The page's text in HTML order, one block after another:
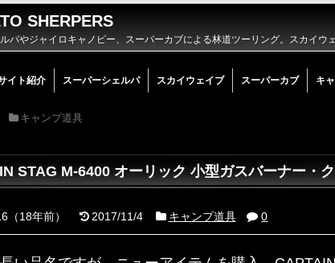
SHERPERS
パやジャイロキャノピー、スーパーカブによる林道ツーリング。スカイ
イト紹介 スーパーシェルパ スカイウェイブ スーパーカブ キ
キャンプ道具
STAG M-6400 オーリック 小型ガスバーナー・
（18年前） 2017/11/4 キャンプ道具 0